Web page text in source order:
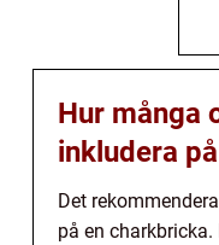
Hur många
inkludera
Det
på en